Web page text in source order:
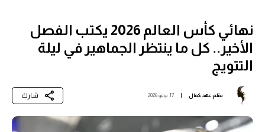
نهائي كأس العالم 2026 يكتب الفصل
الأخير.. كل ما ينتظر الجماهير في ليلة
التتويج
بقلم عهد كمال 17 يوليو 2026 شارك